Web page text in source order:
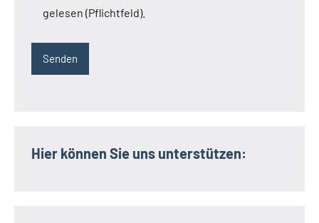
gelesen (Pflichtfeld).
Hier können Sie uns unterstützen: